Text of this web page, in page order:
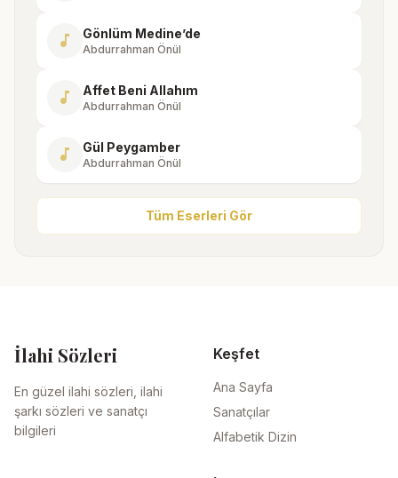
music_note Gönlüm Medine’de
Abdurrahman Önül
music_note Affet Beni Allahım
Abdurrahman Önül
music_note Gül Peygamber
Abdurrahman Önül
Tüm Eserleri Gör
İlahi Sözleri
En güzel ilahi sözleri, ilahi
şarkı sözleri ve sanatçı
bilgileri
Keşfet
Ana Sayfa
Sanatçılar
Alfabetik Dizin